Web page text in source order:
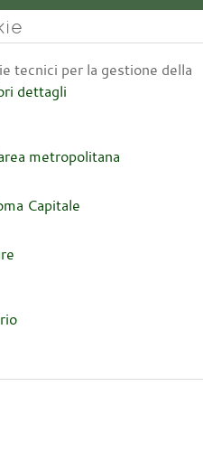
tecnici per la gestione della
dettagli
metropolitana
Capitale